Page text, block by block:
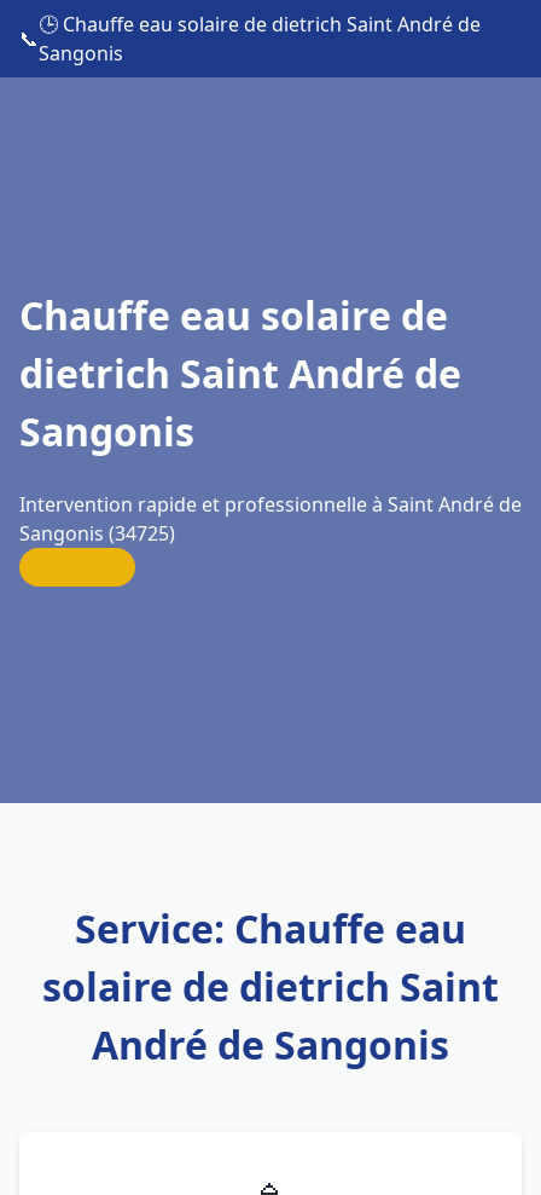
📞
🕒 Chauffe eau solaire de dietrich Saint André de
Sangonis
Chauffe eau solaire de
dietrich Saint André de
Sangonis
Intervention rapide et professionnelle à Saint André de
Sangonis (34725)
Service: Chauffe eau
solaire de dietrich Saint
André de Sangonis